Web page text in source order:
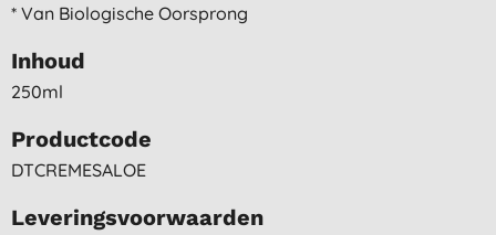
* Van Biologische Oorsprong
Inhoud
250ml
Productcode
DTCREMESALOE
Leveringsvoorwaarden